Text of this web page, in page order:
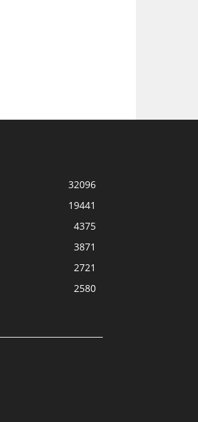
32096
19441
4375
3871
2721
2580